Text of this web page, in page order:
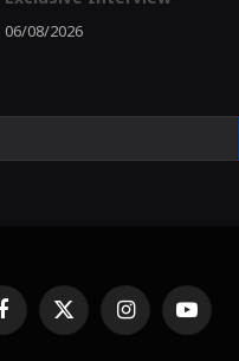
06/08/2026
FacebookX
(Twitter)
InstagramYouTube